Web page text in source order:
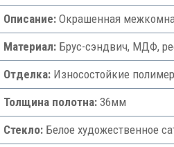
Описание:Окрашенная
Материал:Брус-сэндвич, МДФ,
Отделка:Износостойкие
Толщина полотна:36мм
Стекло:Белое художественное